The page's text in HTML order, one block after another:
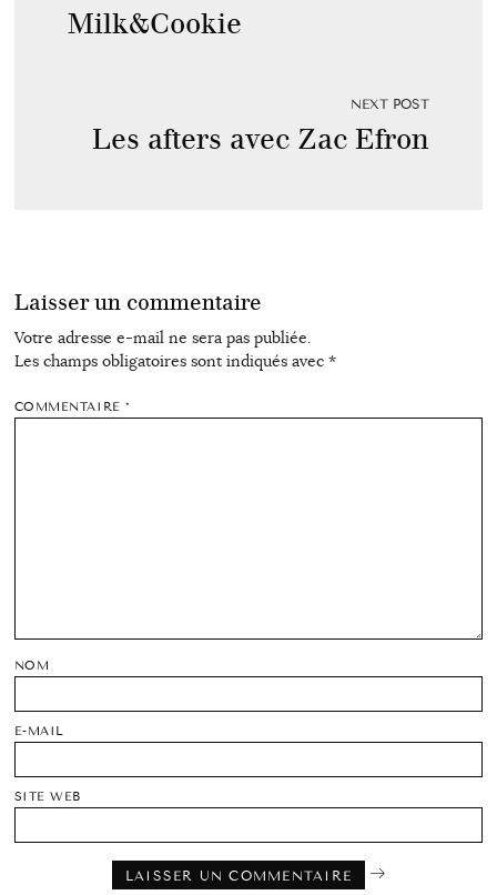
Milk&Cookie
NEXT POST
Les afters avec Zac Efron
Laisser un commentaire
Votre adresse e-mail ne sera pas publiée.
Les champs obligatoires sont indiqués avec *
COMMENTAIRE*
NOM
E-MAIL
SITE WEB